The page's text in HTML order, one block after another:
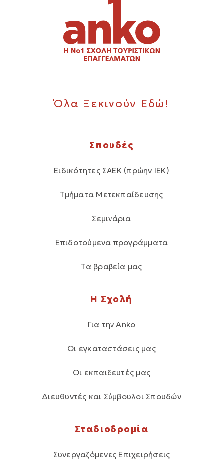
Όλα Ξεκινούν Εδώ!
Σπουδές
Ειδικότητες ΣΑΕΚ (πρώην ΙΕΚ)
Τμήματα Μετεκπαίδευσης
Σεμινάρια
Επιδοτούμενα προγράμματα
Τα βραβεία μας
Η Σχολή
Για την Anko
Οι εγκαταστάσεις μας
Οι εκπαιδευτές μας
Διευθυντές και Σύμβουλοι Σπουδών
Σταδιοδρομία
Συνεργαζόμενες Επιχειρήσεις